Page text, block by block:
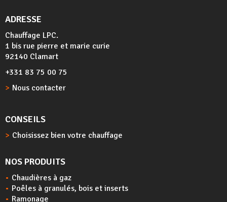
ADRESSE
Chauffage LPC.
1 bis rue pierre et marie curie
92140 Clamart
+331 83 75 00 75
Nous contacter
CONSEILS
Choisissez bien votre chauffage
NOS PRODUITS
Chaudières à gaz
Poêles à granulés, bois et inserts
Ramonage